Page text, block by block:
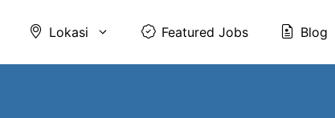
Lokasi Featured Jobs Blog